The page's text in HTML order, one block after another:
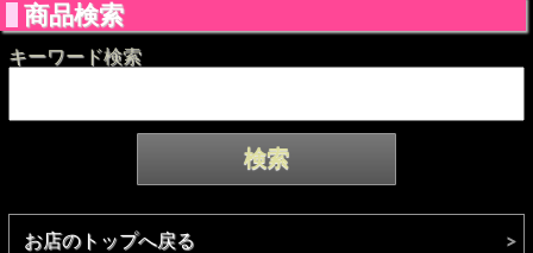
商品検索
キーワード検索
お店のトップへ戻る